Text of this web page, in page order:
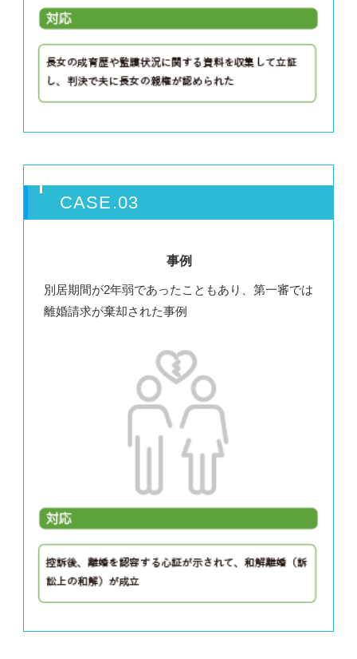
CASE.03
事例
別居期間が2年弱であったこともあり、第⼀審では
離婚請求が棄却された事例